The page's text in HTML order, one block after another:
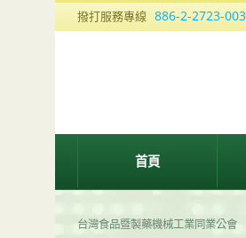
撥打服務專線 886-2-2723-
首頁
台灣食品暨製藥機械工業同業公會